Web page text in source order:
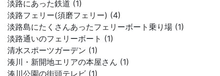
淡路にあった鉄道 (1)
淡路フェリー(須磨フェリー) (4)
淡路島にたくさんあったフェリーボート乗り場 (1)
淡路通いのフェリーボート (1)
清水スポーツガーデン (1)
湊川・新開地エリアの本屋さん (1)
湊川公園の街頭テレビ (1)